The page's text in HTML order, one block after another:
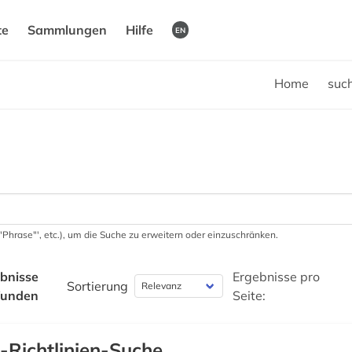
Sammlungen Hilfe EN
Home
etc.), um die Suche zu erweitern oder einzuschränken.
Sortierung
Ergebnisse pro
Seite: